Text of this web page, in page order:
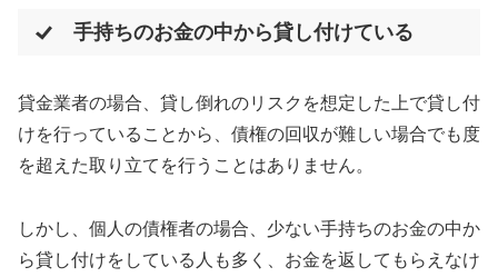
手持ちのお金の中から貸し付けている
貸金業者の場合、貸し倒れのリスクを想定した上で貸し付
けを行っていることから、債権の回収が難しい場合でも度
を超えた取り立てを行うことはありません。
しかし、個人の債権者の場合、少ない手持ちのお金の中か
ら貸し付けをしている人も多く、お金を返してもらえなけ